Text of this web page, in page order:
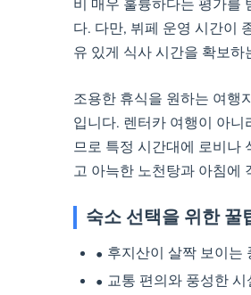
비 매우 훌륭하다는 평가를
다. 다만, 뷔페 운영 시간이
유 있게 식사 시간을 확보하
조용한 휴식을 원하는 여행
입니다. 렌터카 여행이 아
므로 특정 시간대에 로비나
고 아늑한 노천탕과 아침에
숙소 선택을 위한 꿀
후지산이 살짝 보이는
교통 편의와 풍성한